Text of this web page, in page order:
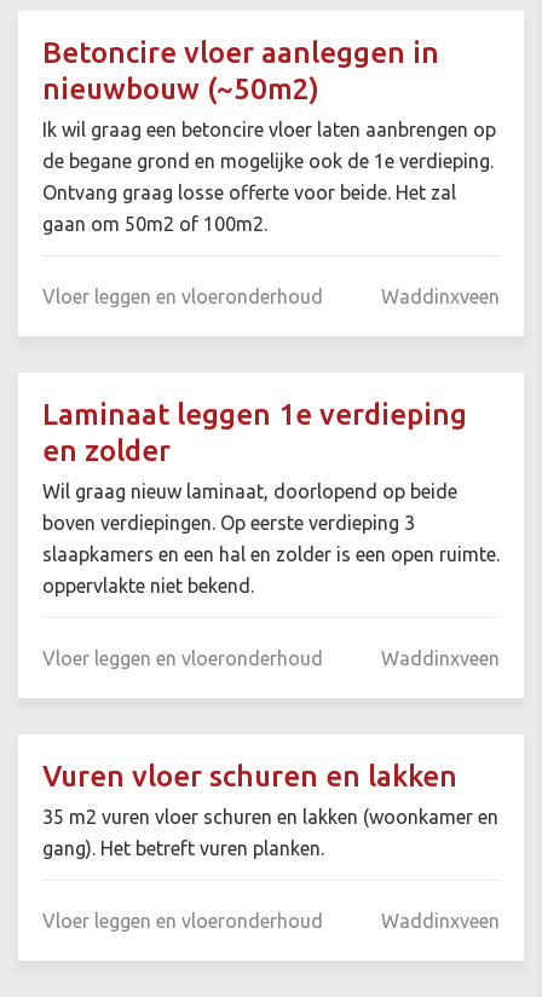
Betoncire vloer aanleggen in
nieuwbouw (~50m2)
Ik wil graag een betoncire vloer laten aanbrengen op
de begane grond en mogelijke ook de 1e verdieping.
Ontvang graag losse offerte voor beide. Het zal
gaan om 50m2 of 100m2.
Vloer leggen en vloeronderhoud Waddinxveen
Laminaat leggen 1e verdieping
en zolder
Wil graag nieuw laminaat, doorlopend op beide
boven verdiepingen. Op eerste verdieping 3
slaapkamers en een hal en zolder is een open ruimte.
oppervlakte niet bekend.
Vloer leggen en vloeronderhoud Waddinxveen
Vuren vloer schuren en lakken
35 m2 vuren vloer schuren en lakken (woonkamer en
gang). Het betreft vuren planken.
Vloer leggen en vloeronderhoud Waddinxveen